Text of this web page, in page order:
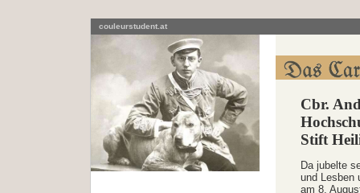
couleurstudent.at
Cbr.
Stift
Da jubelte
und Lesben
am 8.